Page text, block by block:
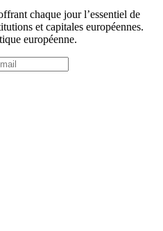
chaque jour l’essentiel de
et capitales européennes.
européenne.